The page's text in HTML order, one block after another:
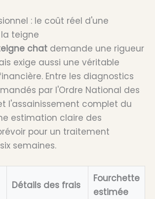
: le coût réel d'une
teigne
chat demande une rigueur
exige aussi une véritable
Entre les diagnostics
par l'Ordre National des
l'assainissement complet du
estimation claire des
pour un traitement
semaines.
Détails des frais
Fourchette
estimée